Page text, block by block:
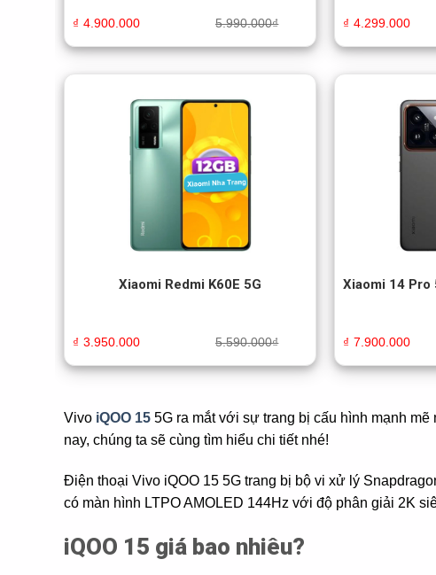
5.990.000₫
4.900.000
₫ 4.299.000
₫
Xiaomi Redmi K60E 5G
5.590.000₫
3.950.000
₫
Xiaomi 14 Pro
7.900.000
₫
Vivo iQOO 15 5G ra mắt với sự trang bị cấu hình mạnh
nay, chúng ta sẽ cùng tìm hiểu chi tiết nhé!
Điện thoại Vivo iQOO 15 5G trang bị bộ vi xử lý
có màn hình LTPO AMOLED 144Hz với độ phân giải 2K
iQOO 15 giá bao nhiêu?